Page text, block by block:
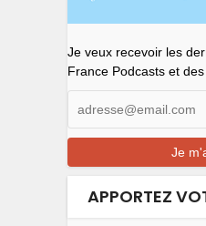
Je veux recevoir les
France Podcasts et
APPORTEZ